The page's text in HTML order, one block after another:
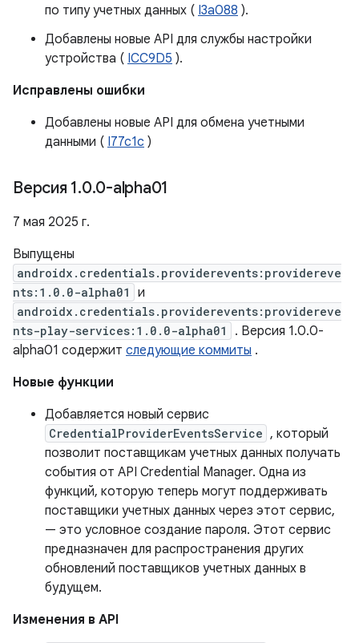
по типу учетных данных ( I3a088 ).
Добавлены новые API для службы настройки
устройства ( ICC9D5 ).
Исправлены ошибки
Добавлены новые API для обмена учетными
данными ( I77c1c )
Версия 1.0.0-alpha01
7 мая 2025 г.
Выпущены
androidx.credentials.providerevents:providereve
nts:1.0.0-alpha01
и
androidx.credentials.providerevents:providereve
nts-play-services:1.0.0-alpha01
. Версия 1.0.0-
alpha01 содержит следующие коммиты .
Новые функции
Добавляется новый сервис
CredentialProviderEventsService , который
позволит поставщикам учетных данных получать
события от API Credential Manager. Одна из
функций, которую теперь могут поддерживать
поставщики учетных данных через этот сервис,
— это условное создание пароля. Этот сервис
предназначен для распространения других
обновлений поставщиков учетных данных в
будущем.
Изменения в API